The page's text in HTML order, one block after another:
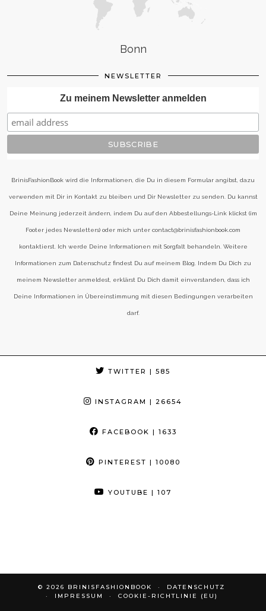
Bonn
NEWSLETTER
Zu meinem Newsletter anmelden
BrinisFashionBook wird die Informationen, die Du in diesem Formular angibst, dazu
verwenden mit Dir in Kontakt zu bleiben und Dir Newsletter zu senden. Du kannst
Deine Meinung jederzeit ändern, indem Du auf den Abbestellungs-Link klickst (im
Footer jedes Newsletters) oder mich unter contact@brinisfashionbook.com
kontaktierst. Ich werde Deine Informationen mit Sorgfalt behandeln. Weitere
Informationen zum Datenschutz findest Du auf meinem Blog. Indem Du Dich zu
meinem Newsletter anmeldest, erklärst Du Dich damit einverstanden, dass ich
Deine Informationen in Übereinstimmung mit diesen Bedingungen verarbeiten
darf.
TWITTER | 585
INSTAGRAM | 26654
FACEBOOK | 1633
PINTEREST | 10080
YOUTUBE | 107
© 2026 BRINISFASHIONBOOK
DATENSCHUTZ
IMPRESSUM
COOKIE-RICHTLINIE (EU)